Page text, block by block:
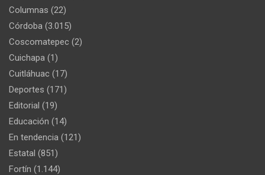
Columnas (22)
Córdoba (3.015)
Coscomatepec (2)
Cuichapa (1)
Cuitláhuac (17)
Deportes (171)
Editorial (19)
Educación (14)
En tendencia (121)
Estatal (851)
Fortín (1.144)